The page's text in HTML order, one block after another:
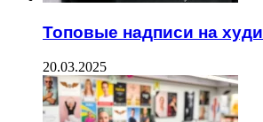
Топовые надписи на худи
20.03.2025